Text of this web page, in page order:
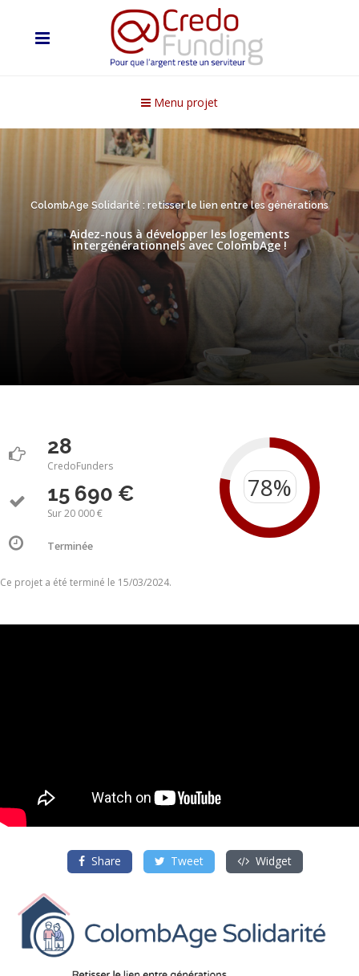
Menu projet
ColombAge Solidarité : retisser le lien entre les générations
Aidez-nous à développer les logements
intergénérationnels avec ColombAge !
28
CredoFunders
15 690 €
Sur 20 000 €
Terminée
Ce projet a été terminé le 15/03/2024.
Share Tweet Widget